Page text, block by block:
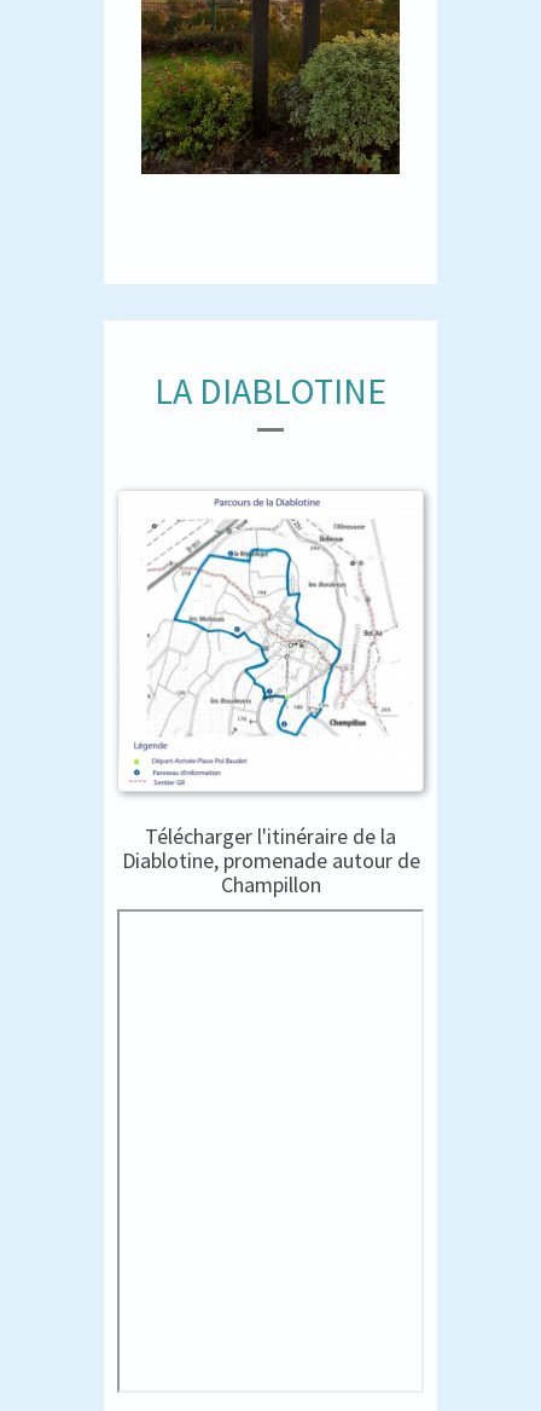
LA DIABLOTINE
Télécharger l'itinéraire de la
Diablotine, promenade autour de
Champillon